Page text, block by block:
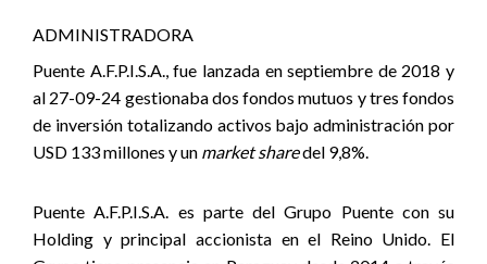
ADMINISTRADORA
Puente A.F.P.I.S.A., fue lanzada en septiembre de 2018 y
al 27-09-24 gestionaba dos fondos mutuos y tres fondos
de inversión totalizando activos bajo administración por
USD 133 millones y un market sharedel 9,8%.
Puente A.F.P.I.S.A. es parte del Grupo Puente con su
Holding y principal accionista en el Reino Unido. El